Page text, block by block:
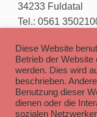
34233 Fuldatal
Tel.: 0561
Öffnungszeiten
Mo. – Fr. : 09:30
Diese Website
Betrieb der
werden. Dies wird
beschrieben.
Benutzung dieser
dienen oder die
sozialen